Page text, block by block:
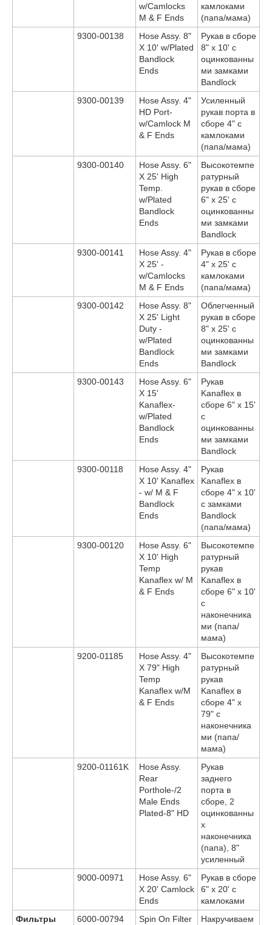
w/Camlocks
M & F Ends
камлоками
(папа/мама)
9300-00138
Hose Assy. 8"
X 10' w/Plated
Bandlock
Ends
Рукав в сборе
8" x 10' с
оцинкованны
ми замками
Bandlock
9300-00139
Hose Assy. 4"
HD Port-
w/Camlock M
& F Ends
Усиленный
рукав порта в
сборе 4" с
камлоками
(папа/мама)
9300-00140
Hose Assy. 6"
X 25' High
Temp.
w/Plated
Bandlock
Ends
Высокотемпе
ратурный
рукав в сборе
6" x 25' с
оцинкованны
ми замками
Bandlock
9300-00141
Hose Assy. 4"
X 25' -
w/Camlocks
M & F Ends
Рукав в сборе
4" x 25' с
камлоками
(папа/мама)
9300-00142
Hose Assy. 8"
X 25' Light
Duty -
w/Plated
Bandlock
Ends
Облегченный
рукав в сборе
8" x 25' с
оцинкованны
ми замками
Bandlock
9300-00143
Hose Assy. 6"
X 15'
Kanaflex-
w/Plated
Bandlock
Ends
Рукав
Kanaflex в
сборе 6" x 15'
с
оцинкованны
ми замками
Bandlock
9300-00118
Hose Assy. 4"
X 10' Kanaflex
- w/ M & F
Bandlock
Ends
Рукав
Kanaflex в
сборе 4" x 10'
с замками
Bandlock
(папа/мама)
9300-00120
Hose Assy. 6"
X 10' High
Temp
Kanaflex w/ M
& F Ends
Высокотемпе
ратурный
рукав
Kanaflex в
сборе 6" x 10'
с
наконечника
ми (папа/
мама)
9200-01185
Hose Assy. 4"
X 79" High
Temp
Kanaflex w/M
& F Ends
Высокотемпе
ратурный
рукав
Kanaflex в
сборе 4" x
79" с
наконечника
ми (папа/
мама)
9200-01161K
Hose Assy.
Rear
Porthole-/2
Male Ends
Plated-8" HD
Рукав
заднего
порта в
сборе, 2
оцинкованны
х
наконечника
(папа), 8"
усиленный
9000-00971
Hose Assy. 6"
X 20' Camlock
Ends
Рукав в сборе
6" x 20' с
камлоками
Фильтры
6000-00794
Spin On Filter
Накручиваем